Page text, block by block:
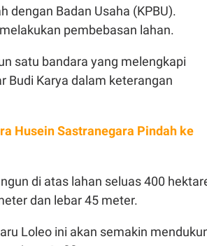
dengan Badan Usaha (KPBU).
pembebasan lahan.
satu bandara yang melengkapi
Budi Karya dalam keterangan
Husein Sastranegara Pindah ke
di atas lahan seluas 400
dan lebar 45 meter.
Loleo ini akan semakin